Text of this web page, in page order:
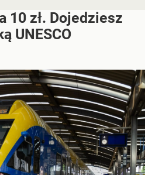
10 zł. Dojedziesz
UNESCO